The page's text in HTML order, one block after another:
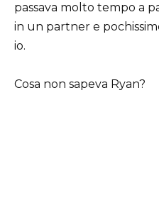
passava molto tempo a
in un partner e
io.
Cosa non sapeva Ryan?